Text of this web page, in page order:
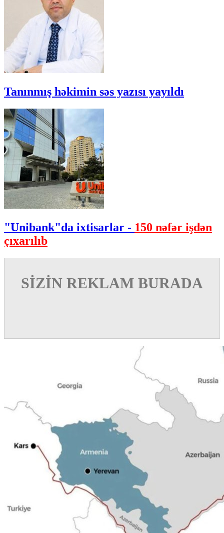
Tanınmış həkimin səs yazısı yayıldı
"Unibank"da ixtisarlar - 150 nəfər işdən
çıxarılıb
SİZİN REKLAM BURADA